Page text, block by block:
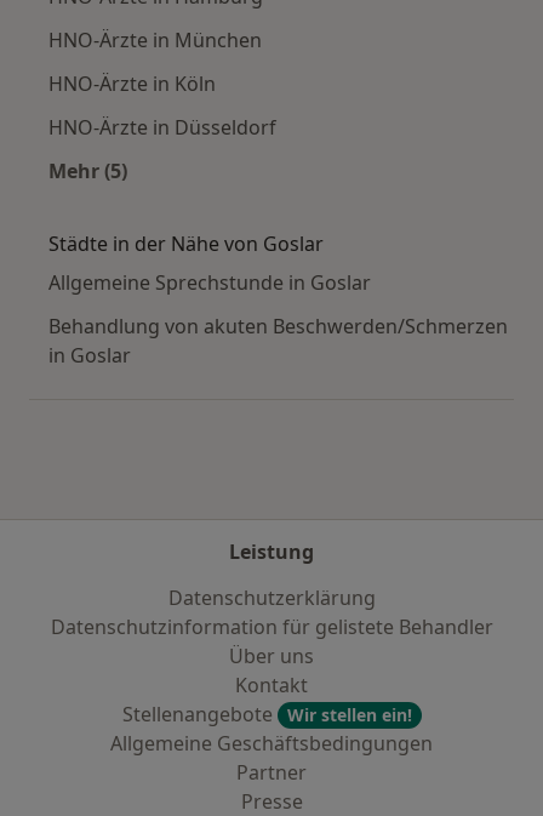
HNO-Ärzte in München
HNO-Ärzte in Köln
HNO-Ärzte in Düsseldorf
Mehr (5)
Städte in der Nähe von Goslar
Allgemeine Sprechstunde in Goslar
Behandlung von akuten Beschwerden/Schmerzen
in Goslar
Leistung
Datenschutzerklärung
Datenschutzinformation für gelistete Behandler
Über uns
Kontakt
Stellenangebote
Wir stellen ein!
Allgemeine Geschäftsbedingungen
Partner
Presse